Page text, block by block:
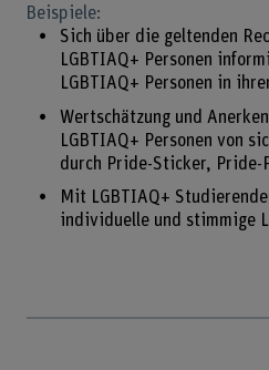
Beispiele:
Sich über die geltenden
LGBTIAQ+ Personen
LGBTIAQ+ Personen in
Wertschätzung und
LGBTIAQ+ Personen von
durch Pride-Sticker, Pride-
Mit LGBTIAQ+
individuelle und stimmige